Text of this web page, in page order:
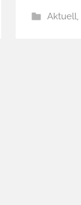
Aktuell,